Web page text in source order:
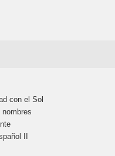
con el Sol
II